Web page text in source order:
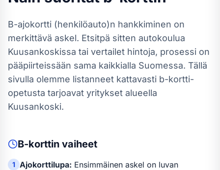
B-ajokortti (henkilöauto)n hankkiminen on
merkittävä askel. Etsitpä sitten autokoulua
Kuusankoskissa tai vertailet hintoja, prosessi on
pääpiirteissään sama kaikkialla Suomessa. Tällä
sivulla olemme listanneet kattavasti b-kortti-
opetusta tarjoavat yritykset alueella
Kuusankoski.
B-korttin vaiheet
1 Ajokorttilupa: Ensimmäinen askel on luvan